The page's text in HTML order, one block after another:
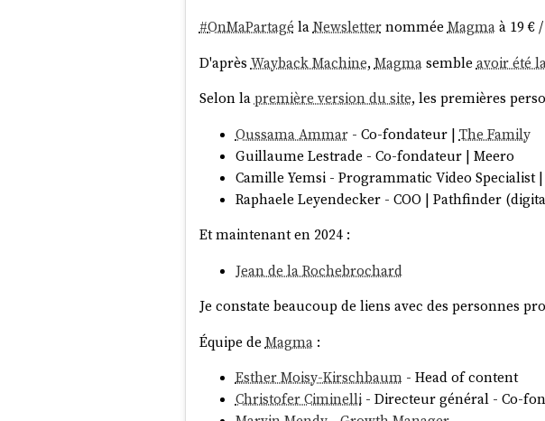
#OnMaPartagé laNewsletternomméeMagmaà 19 €
D'après Wayback Machine, Magmasemble avoir été
Selon lapremière version du site, les premières
Oussama Ammar- Co-fondateur | The Family
Guillaume Lestrade - Co-fondateur | Meero
Camille Yemsi - Programmatic Video Specialist
Raphaele Leyendecker - COO | Pathfinder
Et maintenant en 2024 :
Jean de la Rochebrochard
Je constate beaucoup de liens avec des personnes
Équipe de Magma:
Esther Moisy-Kirschbaum- Head of content
Christofer Ciminelli- Directeur général - Co-